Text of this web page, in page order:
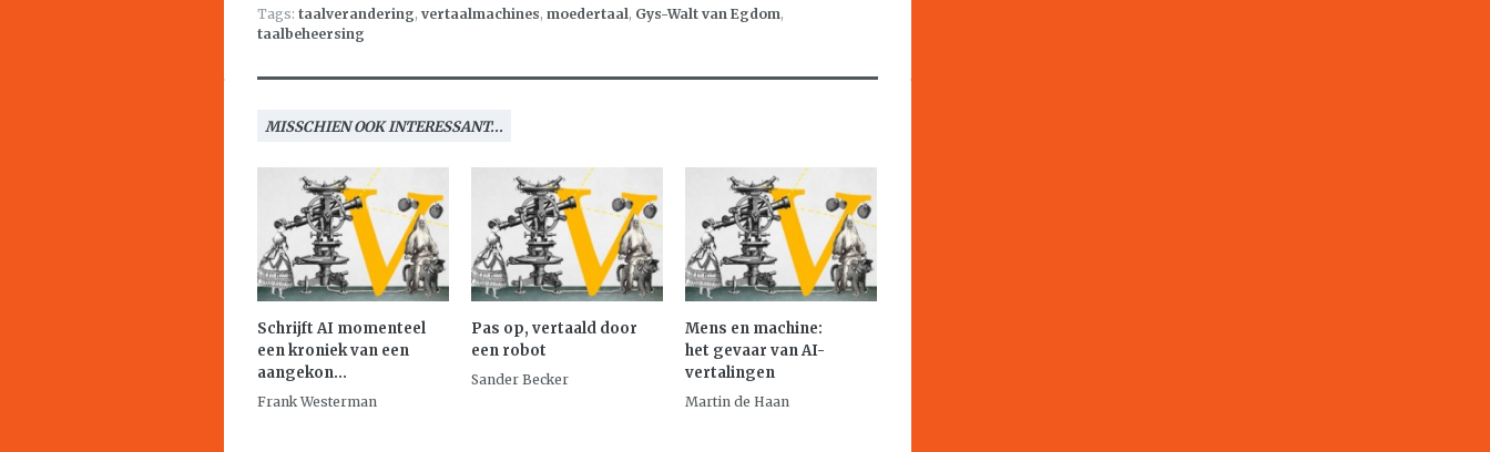
Tags: taalverandering, vertaalmachines, moedertaal, Gys-Walt van Egdom,
taalbeheersing
MISSCHIEN OOK INTERESSANT...
Schrijft AI momenteel
een kroniek van een
aangekon...
Frank Westerman
Pas op, vertaald door
een robot
Sander Becker
Mens en machine:
het gevaar van AI-
vertalingen
Martin de Haan